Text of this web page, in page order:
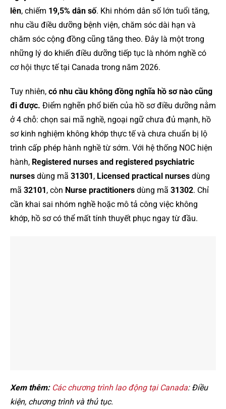
lên, chiếm 19,5% dân số. Khi nhóm dân số lớn tuổi tăng,
nhu cầu điều dưỡng bệnh viện, chăm sóc dài hạn và
chăm sóc cộng đồng cũng tăng theo. Đây là một trong
những lý do khiến điều dưỡng tiếp tục là nhóm nghề có
cơ hội thực tế tại Canada trong năm 2026.
Tuy nhiên, có nhu cầu không đồng nghĩa hồ sơ nào cũng
đi được. Điểm nghẽn phổ biến của hồ sơ điều dưỡng nằm
ở 4 chỗ: chọn sai mã nghề, ngoại ngữ chưa đủ mạnh, hồ
sơ kinh nghiệm không khớp thực tế và chưa chuẩn bị lộ
trình cấp phép hành nghề từ sớm. Với hệ thống NOC hiện
hành, Registered nurses and registered psychiatric
nurses dùng mã 31301 , Licensed practical nurses dùng
mã 32101 , còn Nurse practitioners dùng mã 31302. Chỉ
cần khai sai nhóm nghề hoặc mô tả công việc không
khớp, hồ sơ có thể mất tính thuyết phục ngay từ đầu.
Xem thêm: Các chương trình lao động tại Canada: Điều
kiện, chương trình và thủ tục.